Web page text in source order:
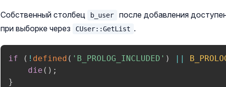
Собственный столбец b_user
после добавления
при выборке через
CUser::GetList .
if ( ! defined ( 'B_PROLOG_INCLUDED' ) ||
die ( ) ;
}